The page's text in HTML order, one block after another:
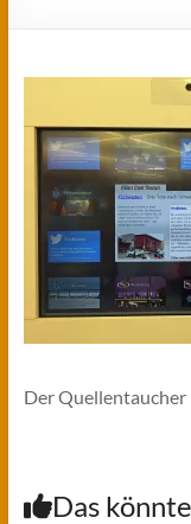
Der Quellentaucher
Das